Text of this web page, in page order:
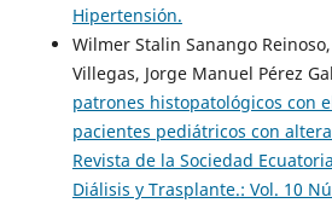
Hipertensión.
Wilmer Stalin Sanango
Villegas, Jorge Manuel Pérez
patrones histopatológicos con
pacientes pediátricos con
Revista de la Sociedad
Diálisis y Trasplante.: Vol. 10